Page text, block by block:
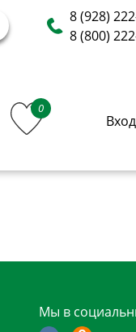
8 (928)
8 (800)
0
Вход
Мы в